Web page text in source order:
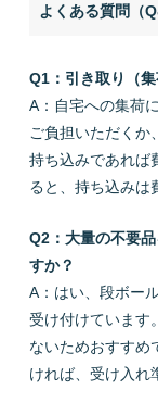
よくある質問（
Q1：引き取り（
A：自宅への集荷
ご負担いただくか
持ち込みであれば
ると、持ち込みは
Q2：大量の不要
すか？
A：はい、段ボー
受け付けています
ないためおすすめ
ければ、受け入れ